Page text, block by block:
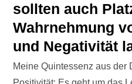
sollten auch
Wahrnehmung
und Negativität
Meine Quintessenz aus der